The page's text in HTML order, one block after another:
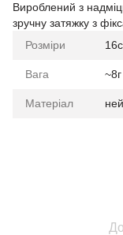
Вироблений з
зручну затяжку з
Розміри
Вага ~8г
Матеріал